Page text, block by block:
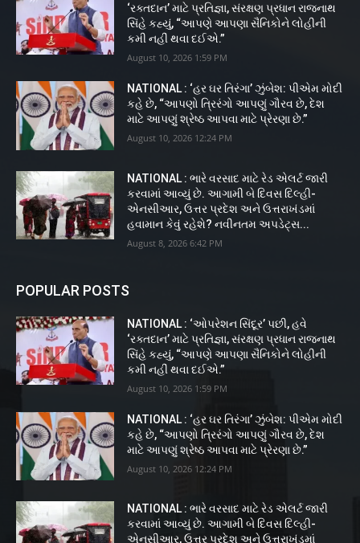
‘રક્તદાન’ માટે પ્રતિજ્ઞા, સંરક્ષણ પ્રધાન રાજનાથ
સિંહે કહ્યું, “આપણે આપણા સૈનિકોને લોહીની
કમી નહીં થવા દઈએ.”
August 10, 2026 1:59 PM
NATIONAL : ‘હર ઘર તિરંગા’ ઝુંબેશ: પીએમ મોદી
કહે છે, “આપણો ત્રિરંગો આપણું ગૌરવ છે, દેશ
માટે આપણું શ્રેષ્ઠ આપવા માટે પ્રેરણા છે.”
August 10, 2026 12:24 PM
NATIONAL : ભારે વરસાદ માટે રેડ એલર્ટ જારી
કરવામાં આવ્યું છે. આગામી બે દિવસ દિલ્હી-
એનસીઆર, ઉત્તર પ્રદેશ અને ઉત્તરાખંડમાં
હવામાન કેવું રહેશે? નવીનતમ અપડેટ્સ...
August 8, 2026 6:42 PM
POPULAR POSTS
NATIONAL : ‘ઓપરેશન સિંદૂર’ પછી, હવે
‘રક્તદાન’ માટે પ્રતિજ્ઞા, સંરક્ષણ પ્રધાન રાજનાથ
સિંહે કહ્યું, “આપણે આપણા સૈનિકોને લોહીની
કમી નહીં થવા દઈએ.”
August 10, 2026 1:59 PM
NATIONAL : ‘હર ઘર તિરંગા’ ઝુંબેશ: પીએમ મોદી
કહે છે, “આપણો ત્રિરંગો આપણું ગૌરવ છે, દેશ
માટે આપણું શ્રેષ્ઠ આપવા માટે પ્રેરણા છે.”
August 10, 2026 12:24 PM
NATIONAL : ભારે વરસાદ માટે રેડ એલર્ટ જારી
કરવામાં આવ્યું છે. આગામી બે દિવસ દિલ્હી-
એનસીઆર, ઉત્તર પ્રદેશ અને ઉત્તરાખંડમાં